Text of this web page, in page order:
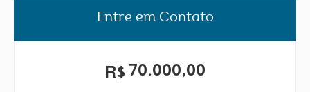
Entre em Contato
R$ 70.000,00